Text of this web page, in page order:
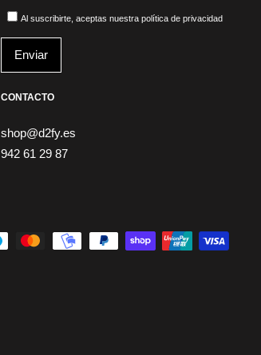
Al suscribirte, aceptas nuestra política de privacidad
CONTACTO
shop@d2fy.es
942 61 29 87